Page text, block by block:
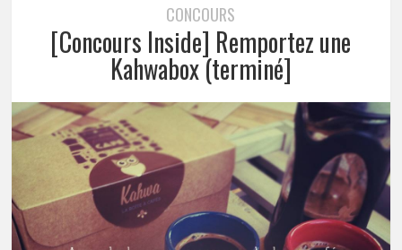
CONCOURS
[Concours Inside] Remportez une
Kahwabox (terminé]